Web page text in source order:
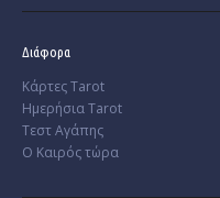
Διάφορα
Κάρτες Tarot
Ημερήσια Tarot
Τεστ Αγάπης
Ο Καιρός τώρα